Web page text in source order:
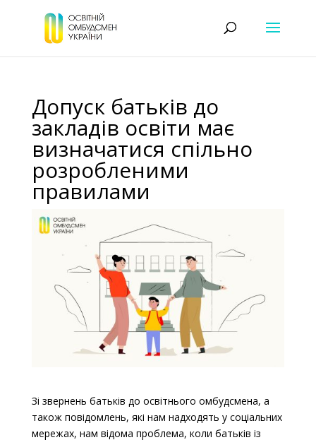
Допуск батьків до
закладів освіти має
визначатися спільно
розробленими
правилами
Зі звернень батьків до освітнього омбудсмена, а
також повідомлень, які нам надходять у соціальних
мережах, нам відома проблема, коли батьків із